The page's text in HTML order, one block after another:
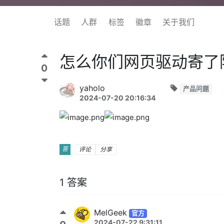
话题 人群 标签 徽章 关于我们
0 怎么你们网页驱动寄
yaholo
2024-07-20 20:16:34
产品问题
答 评论 分享
1 答案
MelGeek 官方
2024-07-22 9:31:11